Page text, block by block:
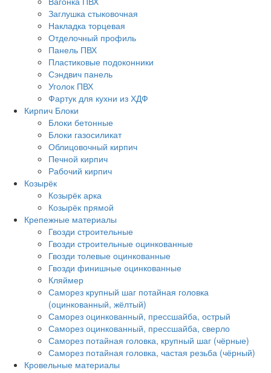
Заглушка стыковочная
Накладка торцевая
Отделочный профиль
Панель ПВХ
Пластиковые подоконники
Сэндвич панель
Уголок ПВХ
Фартук для кухни из ХДФ
Кирпич Блоки
Блоки бетонные
Блоки газосиликат
Облицовочный кирпич
Печной кирпич
Рабочий кирпич
Козырёк
Козырёк арка
Козырёк прямой
Крепежные материалы
Гвозди строительные
Гвозди строительные оцинкованные
Гвозди толевые оцинкованные
Гвозди финишные оцинкованные
Кляймер
Саморез крупный шаг потайная головка
(оцинкованный, жёлтый)
Саморез оцинкованный, прессшайба, острый
Саморез оцинкованный, прессшайба, сверло
Саморез потайная головка, крупный шаг (чёрные)
Саморез потайная головка, частая резьба (чёрный)
Кровельные материалы